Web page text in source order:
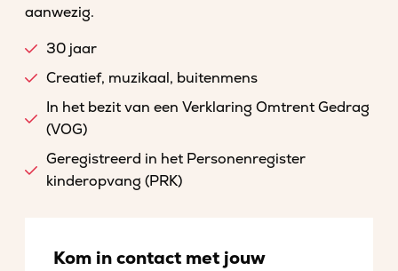
aanwezig.
30 jaar
Creatief, muzikaal, buitenmens
In het bezit van een Verklaring Omtrent Gedrag
(VOG)
Geregistreerd in het Personenregister
kinderopvang (PRK)
Kom in contact met jouw